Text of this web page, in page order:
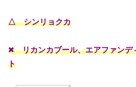
△ シンリョクカ
✖リカンカブール、エアファンデ
ト